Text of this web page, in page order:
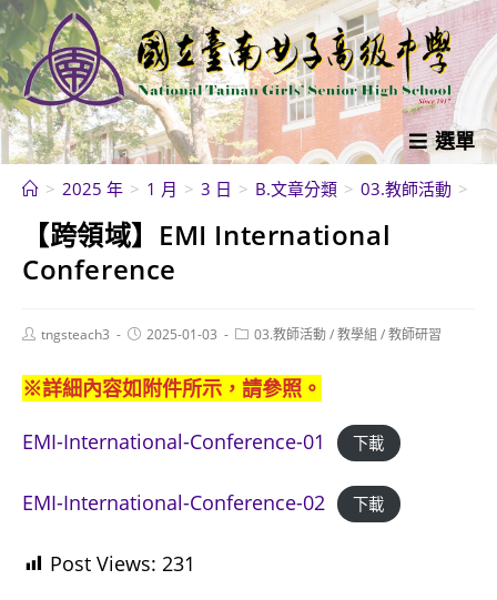
跳
轉
至
主
要
內
選單
> 2025 年 > 1 月 > 3 日 > B.文章分類 > 03.教師活動 >
【跨領域】EMI International
Conference
Posttngsteach3
Post2025-01-03
Post03.教師活動/教學組 /教師研習
※詳細內容如附件所示，請參照。
EMI-International-Conference-01
下載
EMI-International-Conference-02 下載
Post Views: 231